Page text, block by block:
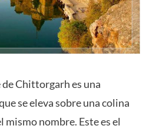
Chittorgarh es una
se eleva sobre una colina
mismo nombre. Este es el